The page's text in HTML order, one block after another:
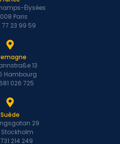
Élysées
Paris
77 23 99 59
13
Hambourg
026 725
Suède
29
Stockholm
214 249